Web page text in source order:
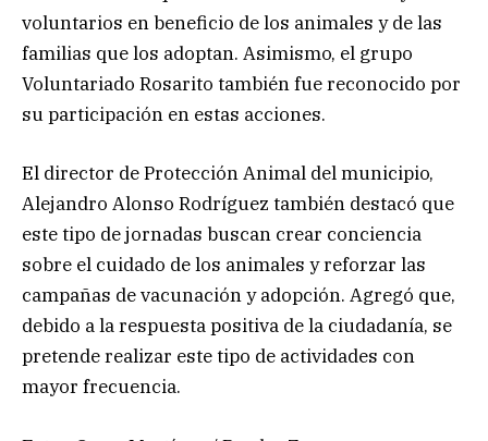
voluntarios en beneficio de los animales y de las
familias que los adoptan. Asimismo, el grupo
Voluntariado Rosarito también fue reconocido por
su participación en estas acciones.
El director de Protección Animal del municipio,
Alejandro Alonso Rodríguez también destacó que
este tipo de jornadas buscan crear conciencia
sobre el cuidado de los animales y reforzar las
campañas de vacunación y adopción. Agregó que,
debido a la respuesta positiva de la ciudadanía, se
pretende realizar este tipo de actividades con
mayor frecuencia.